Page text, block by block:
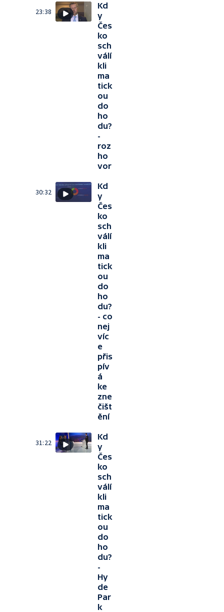
23:38
Kd
y
Čes
ko
sch
válí
kli
ma
tick
ou
do
ho
du?
-
roz
ho
vor
30:32
Kd
y
Čes
ko
sch
válí
kli
ma
tick
ou
do
ho
du?
- co
nej
víc
e
přis
pív
á
ke
zne
čišt
ění
31:22
Kd
y
Čes
ko
sch
válí
kli
ma
tick
ou
do
ho
du?
-
Hy
de
Par
k